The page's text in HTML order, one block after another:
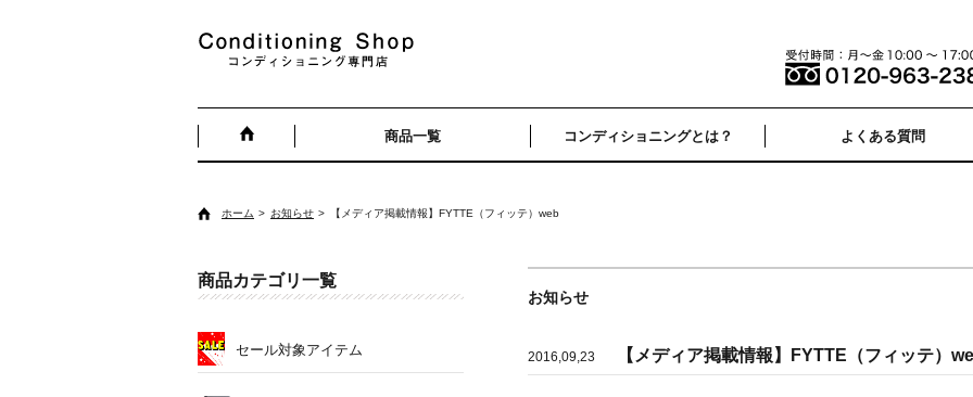
商品一覧 コンディショニングとは？ よくある質問
ホーム お知らせ 【メディア掲載情報】FYTTE（フィッテ）web
お知らせ
2016,09,23 【メディア掲載情報】FYTTE（フィッテ）
商品カテゴリ一覧
セール対象アイテム